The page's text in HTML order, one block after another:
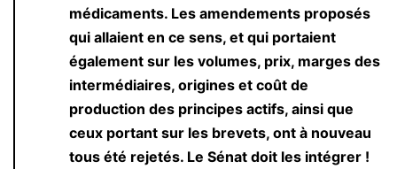
médicaments. Les amendements proposés
qui allaient en ce sens, et qui portaient
également sur les volumes, prix, marges des
intermédiaires, origines et coût de
production des principes actifs, ainsi que
ceux portant sur les brevets, ont à nouveau
tous été rejetés. Le Sénat doit les intégrer !